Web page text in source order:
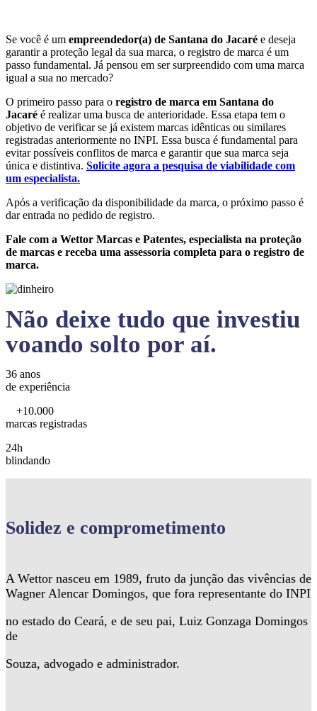
Se você é um empreendedor(a) de Santana do Jacaré e deseja
garantir a proteção legal da sua marca, o registro de marca é um
passo fundamental. Já pensou em ser surpreendido com uma marca
igual a sua no mercado?
O primeiro passo para o registro de marca em Santana do
Jacaré é realizar uma busca de anterioridade. Essa etapa tem o
objetivo de verificar se já existem marcas idênticas ou similares
registradas anteriormente no INPI. Essa busca é fundamental para
evitar possíveis conflitos de marca e garantir que sua marca seja
única e distintiva. Solicite agora a pesquisa de viabilidade com
um especialista.
Após a verificação da disponibilidade da marca, o próximo passo é
dar entrada no pedido de registro.
Fale com a Wettor Marcas e Patentes, especialista na proteção
de marcas e receba uma assessoria completa para o registro de
marca.
Não deixe tudo que investiu
voando solto por aí.
36 anos
de experiência
+10.000
marcas registradas
24h
blindando
Solidez e comprometimento
A Wettor nasceu em 1989, fruto da junção das vivências de
Wagner Alencar Domingos, que fora representante do INPI
no estado do Ceará, e de seu pai, Luiz Gonzaga Domingos
de
Souza, advogado e administrador.